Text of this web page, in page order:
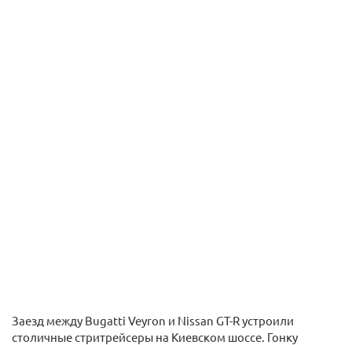
Заезд между Bugatti Veyron и Nissan GT-R устроили
столичные стритрейсеры на Киевском шоссе. Гонку